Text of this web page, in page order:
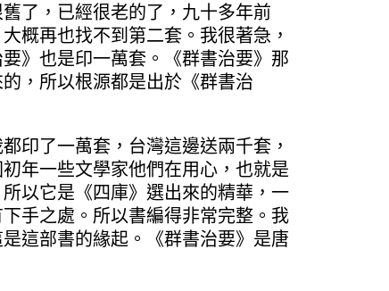
了，已經很老的了，九十多年前
概再也找不到第二套。我很著急，
》也是印一萬套。《群書治要》那
，所以根源都是出於《群書治
了一萬套，台灣這邊送兩千套，
年一些文學家他們在用心，也就是
以它是《四庫》選出來的精華，一
手之處。所以書編得非常完整。我
這部書的緣起。《群書治要》是唐